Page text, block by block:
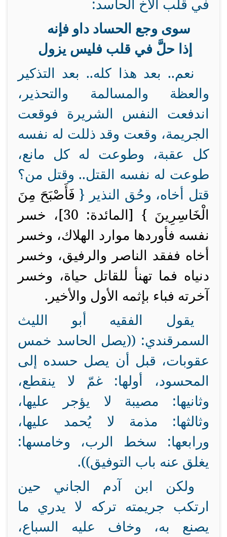
في قلب الأخ الحاسد:
سوى وجع الحساد داو فإنه
إذا حلَّ في قلب فليس يزول
نعم.. بعد هذا كله.. بعد التذكير
والعظة والمسالمة والتحذير،
اندفعت النفس الشريرة فوقعت
الجريمة، وقعت وقد ذللت له نفسه
كل عقبة، وطوعت له كل مانع،
طوعت له نفسه القتل.. وقتل من؟
قتل أخاه، وحُق النذير { فَأَصْبَحَ مِنَ
الْخَاسِرِينَ } [المائدة: 30]، خسر
نفسه فأوردها موارد الهلاك، وخسر
أخاه ففقد الناصر والرفيق، وخسر
دنياه فما تهنأ للقاتل حياة، وخسر
آخرته فباء بإثمه الأول والأخير.
يقول الفقيه أبو الليث
السمرقندي: ((يصل الحاسد خمس
عقوبات، قبل أن يصل حسده إلى
المحسود، أولها: غمّ لا ينقطع،
وثانيها: مصيبة لا يؤجر عليها،
وثالثها: مذمة لا يُحمد عليها،
ورابعها: سخط الرب، وخامسها:
يغلق عنه باب التوفيق)).
ولكن ابن آدم الجاني حين
ارتكب جريمته تركه لا يدري ما
يصنع به، وخاف عليه السباع،